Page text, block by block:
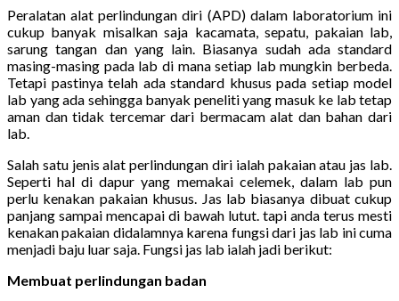
Peralatan alat perlindungan diri (APD) dalam laboratorium ini
cukup banyak misalkan saja kacamata, sepatu, pakaian lab,
sarung tangan dan yang lain. Biasanya sudah ada standard
masing-masing pada lab di mana setiap lab mungkin berbeda.
Tetapi pastinya telah ada standard khusus pada setiap model
lab yang ada sehingga banyak peneliti yang masuk ke lab tetap
aman dan tidak tercemar dari bermacam alat dan bahan dari
lab.
Salah satu jenis alat perlindungan diri ialah pakaian atau jas lab.
Seperti hal di dapur yang memakai celemek, dalam lab pun
perlu kenakan pakaian khusus. Jas lab biasanya dibuat cukup
panjang sampai mencapai di bawah lutut. tapi anda terus mesti
kenakan pakaian didalamnya karena fungsi dari jas lab ini cuma
menjadi baju luar saja. Fungsi jas lab ialah jadi berikut:
Membuat perlindungan badan